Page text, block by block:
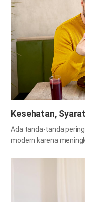
Kesehatan,
Ada tanda-tanda
modern karena
kurangnya
komputerisasi
terus meningkat,
terjadi sebelumnya